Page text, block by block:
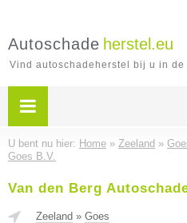
Autoschade herstel.eu
Vind autoschadeherstel bij u in de
U bent nu hier: Home » Zeeland »
Goes B.V.
Van den Berg
Zeeland » Goes